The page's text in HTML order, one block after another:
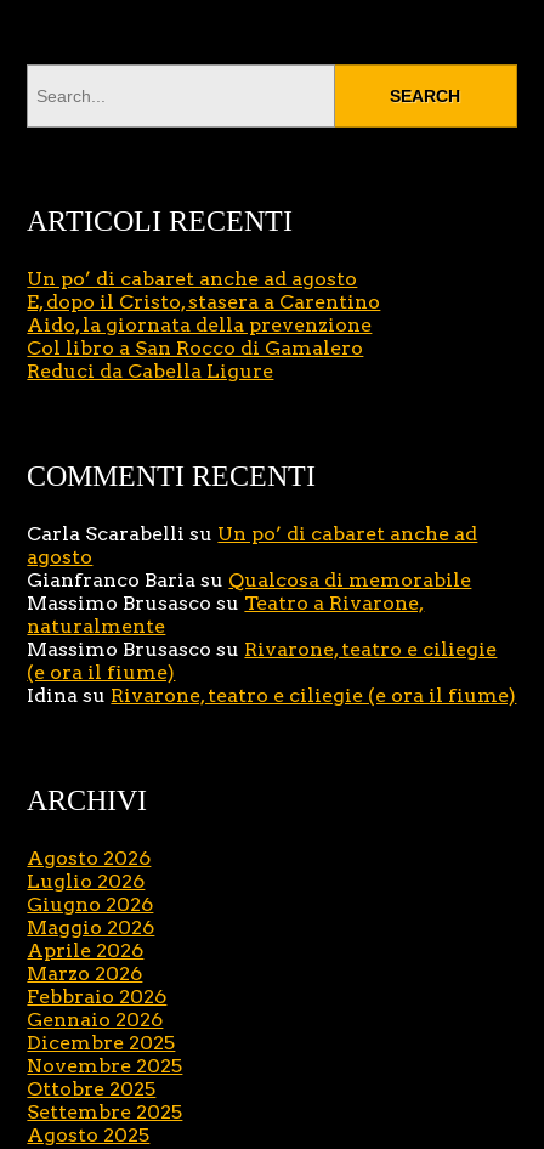
ARTICOLI RECENTI
Un po’ di cabaret anche ad agosto
E, dopo il Cristo, stasera a Carentino
Aido, la giornata della prevenzione
Col libro a San Rocco di Gamalero
Reduci da Cabella Ligure
COMMENTI RECENTI
Carla Scarabelli su Un po’ di cabaret anche ad
agosto
Gianfranco Baria su Qualcosa di memorabile
Massimo Brusasco su Teatro a Rivarone,
naturalmente
Massimo Brusasco su Rivarone, teatro e ciliegie
(e ora il fiume)
Idina su Rivarone, teatro e ciliegie (e ora il fiume)
ARCHIVI
Agosto 2026
Luglio 2026
Giugno 2026
Maggio 2026
Aprile 2026
Marzo 2026
Febbraio 2026
Gennaio 2026
Dicembre 2025
Novembre 2025
Ottobre 2025
Settembre 2025
Agosto 2025